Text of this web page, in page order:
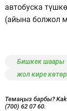
автобуска
(айына болжол
Бишкек шаары
жол кире
Темаңыз барбы?
(700) 62 07 60.